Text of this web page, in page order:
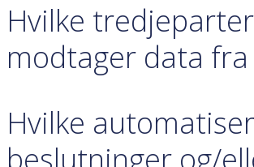
Hvilke
modtager data fra
Hvilke